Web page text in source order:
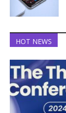
HOT NEWS